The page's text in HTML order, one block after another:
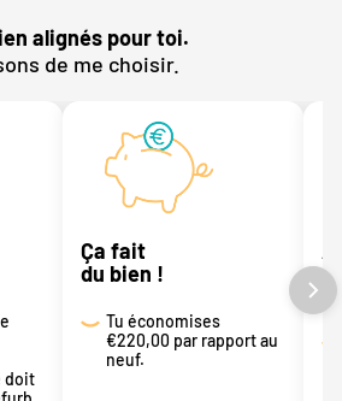
alignés pour toi.
de me choisir.
doit
Ça fait
du bien !
Tu économises
€220,00 par rapport au
neuf.